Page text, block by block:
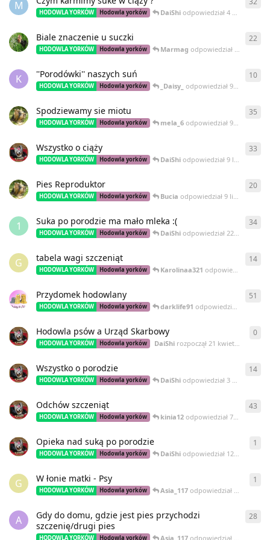
M
HODOWLA YORKÓW Hodowla yorków DaiShiodpowiedział 4 października 2016
Biale znaczenie u suczki
HODOWLA YORKÓW Hodowla yorków Marmag odpowiedział 4 września
22
K ''Porodówki'' naszych suń
HODOWLA YORKÓW Hodowla yorków _Daisy_ odpowiedział 9 listopada 2015
10
Spodziewamy sie miotu
HODOWLA YORKÓW Hodowla yorków mela_6odpowiedział 9 listopada 2015
35
Wszystko o ciąży
HODOWLA YORKÓW Hodowla yorków DaiShiodpowiedział 9 listopada 2015
33
Pies Reproduktor
HODOWLA YORKÓW Hodowla yorków Bucia odpowiedział 9 listopada 2015
20
1 Suka po porodzie ma mało mleka :(
HODOWLA YORKÓW Hodowla yorków DaiShiodpowiedział 22 kwietnia 2015
34
G tabela wagi szczeniąt
HODOWLA YORKÓW Hodowla yorków Karolinaa321 odpowiedział
14
Przydomek hodowlany
HODOWLA YORKÓW Hodowla yorków darklife91 odpowiedział
51
Hodowla psów a Urząd Skarbowy
HODOWLA YORKÓW Hodowla yorków DaiShirozpoczął 21 kwietnia 2014
0
Wszystko o porodzie
HODOWLA YORKÓW Hodowla yorków DaiShiodpowiedział 3 marca 2014
14
Odchów szczeniąt
HODOWLA YORKÓW Hodowla yorków kinia12odpowiedział 7 lutego 2014
43
Opieka nad suką po porodzie
HODOWLA YORKÓW Hodowla yorków DaiShiodpowiedział 12 stycznia 2014
1
G W łonie matki - Psy
HODOWLA YORKÓW Hodowla yorków Asia_117odpowiedział 7 stycznia
1
A
Gdy do domu, gdzie jest pies przychodzi
szczenię/drugi pies
HODOWLA YORKÓW Hodowla yorków Asia_117odpowiedział
28